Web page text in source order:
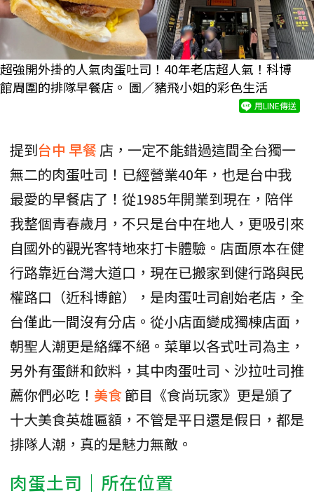
超強開外掛的人氣肉蛋吐司！40年老店超人氣！科博
館周圍的排隊早餐店。 圖／豬飛小姐的彩色生活
用LINE傳送
提到台中 早餐店，一定不能錯過這間全台獨一
無二的肉蛋吐司！已經營業40年，也是台中我
最愛的早餐店了！從1985年開業到現在，陪伴
我整個青春歲月，不只是台中在地人，更吸引來
自國外的觀光客特地來打卡體驗。店面原本在健
行路靠近台灣大道口，現在已搬家到健行路與民
權路口（近科博館），是肉蛋吐司創始老店，全
台僅此一間沒有分店。從小店面變成獨棟店面，
朝聖人潮更是絡繹不絕。菜單以各式吐司為主，
另外有蛋餅和飲料，其中肉蛋吐司、沙拉吐司推
薦你們必吃！ 美食節目《食尚玩家》更是頒了
十大美食英雄匾額，不管是平日還是假日，都是
排隊人潮，真的是魅力無敵。
肉蛋土司｜所在位置